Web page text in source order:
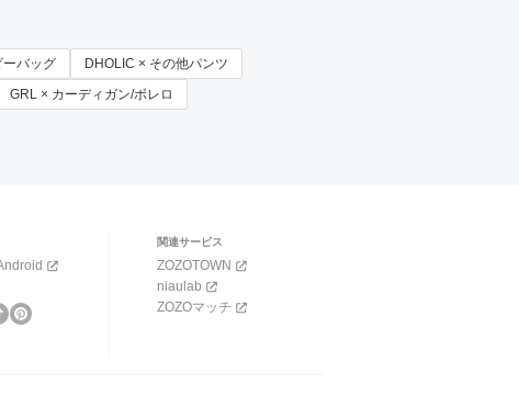
ーバッグ
DHOLIC × その他パンツ
GRL × カーディガン/ボレロ
関連サービス
ZOZOTOWN
niaulab
ZOZOマッチ